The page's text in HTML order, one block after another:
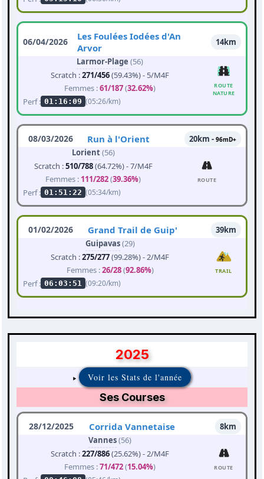
06/04/2026
Les Foulées Iodées d'An
Arvor
14km
Larmor-Plage (56)
Scratch :271/456(59.43%) - 5/M4F
Femmes :61/187(32.62%)
Perf : 01:16:09 (05:26/km)
ROUTE
NATURE
08/03/2026 Run à l'Orient 20km - 96mD+
Lorient(56)
Scratch :510/788(64.72%) - 7/M4F
Femmes : 111/282(39.36%)
Perf : 01:51:22 (05:34/km)
ROUTE
01/02/2026 Grand Trail de Guip'
39km
Guipavas(29)
Scratch :275/277(99.28%) - 2/M4F
Femmes :26/28(92.86%)
Perf : 06:03:51 (09:20/km)
TRAIL
2025
Voir les Stats de l'année
Ses Courses
28/12/2025 Corrida Vannetaise
8km
Vannes(56)
Scratch :227/886(25.62%) - 2/M4F
Femmes :71/472(15.04%)
ROUTE